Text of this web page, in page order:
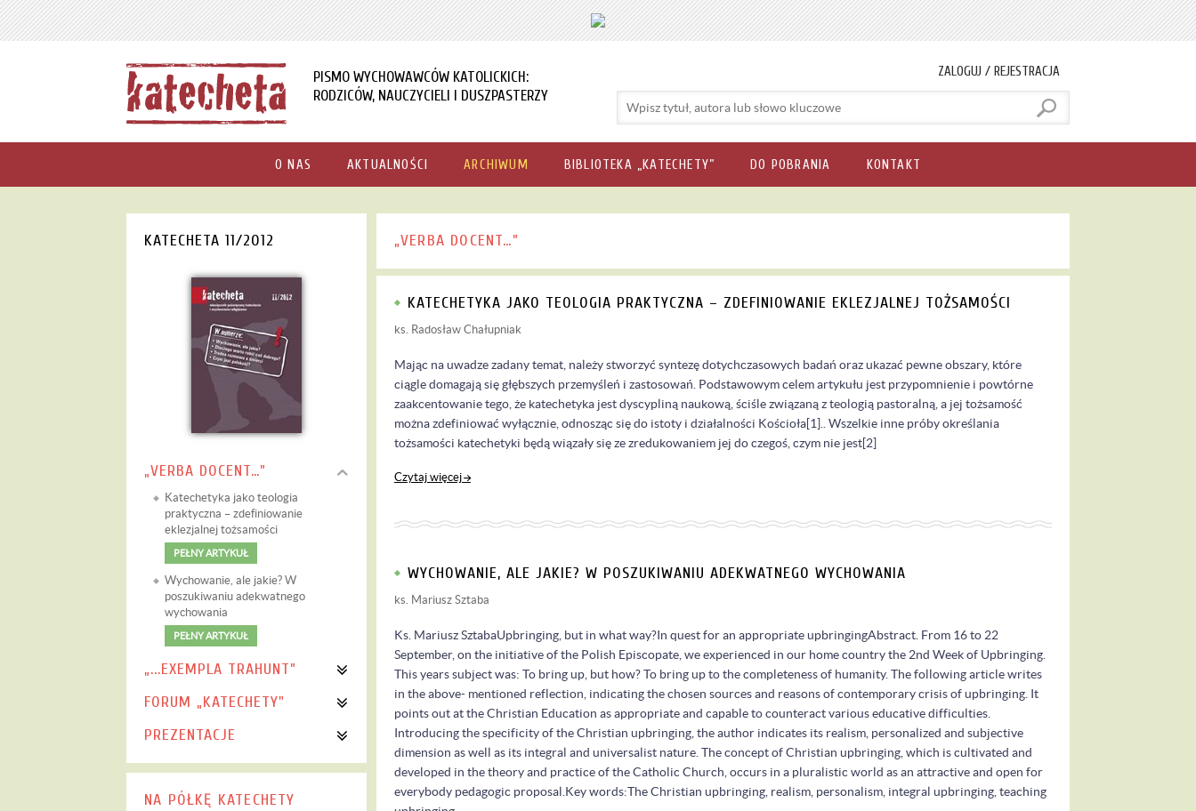
PISMO WYCHOWAWCÓW KATOLICKICH:
RODZICÓW, NAUCZYCIELI I DUSZPASTERZY
ZALOGUJ / REJESTRACJA
O NAS AKTUALNOŚCI ARCHIWUM BIBLIOTEKA „KATECHETY” DO POBRANIA KONTAKT
KATECHETA 11/2012
„VERBA DOCENT…”
Katechetyka jako teologia
praktyczna – zdefiniowanie
eklezjalnej tożsamości
PEŁNY ARTYKUŁ
Wychowanie, ale jakie? W
poszukiwaniu adekwatnego
wychowania
PEŁNY ARTYKUŁ
„...EXEMPLA TRAHUNT”
FORUM „KATECHETY"
PREZENTACJE
NA PÓŁKĘ KATECHETY
„VERBA DOCENT…”
KATECHETYKA JAKO TEOLOGIA PRAKTYCZNA – ZDEFINIOWANIE EKLEZJALNEJ TOŻSAMOŚCI
ks. Radosław Chałupniak
Mając na uwadze zadany temat, należy stworzyć syntezę dotychczasowych badań oraz ukazać pewne obszary, które
ciągle domagają się głębszych przemyśleń i zastosowań. Podstawowym celem artykułu jest przypomnienie i powtórne
zaakcentowanie tego, że katechetyka jest dyscypliną naukową, ściśle związaną z teologią pastoralną, a jej tożsamość
można zdefiniować wyłącznie, odnosząc się do istoty i działalności Kościoła[1].. Wszelkie inne próby określania
tożsamości katechetyki będą wiązały się ze zredukowaniem jej do czegoś, czym nie jest[2]
Czytaj więcej
WYCHOWANIE, ALE JAKIE? W POSZUKIWANIU ADEKWATNEGO WYCHOWANIA
ks. Mariusz Sztaba
Ks. Mariusz SztabaUpbringing, but in what way?In quest for an appropriate upbringingAbstract. From 16 to 22
September, on the initiative of the Polish Episcopate, we experienced in our home country the 2nd Week of Upbringing.
This years subject was: To bring up, but how? To bring up to the completeness of humanity. The following article writes
in the above- mentioned reflection, indicating the chosen sources and reasons of contemporary crisis of upbringing. It
points out at the Christian Education as appropriate and capable to counteract various educative difficulties.
Introducing the specificity of the Christian upbringing, the author indicates its realism, personalized and subjective
dimension as well as its integral and universalist nature. The concept of Christian upbringing, which is cultivated and
developed in the theory and practice of the Catholic Church, occurs in a pluralistic world as an attractive and open for
everybody pedagogic proposal.Key words:The Christian upbringing, realism, personalism, integral upbringing, teaching